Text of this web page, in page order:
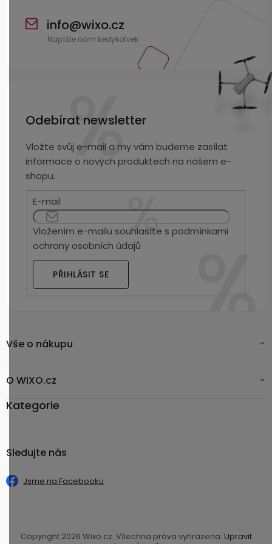
info@wixo.cz
Odebírat newsletter
Vložte svůj e-mail a my vám budeme zasílat
informace o nových produktech na našem e-
shopu.
E-mail
Vložením e-mailu souhlasíte spodmínkami
ochrany osobních údajů
PŘIHLÁSIT SE
Vše o nákupu
O WIXO.cz
Kategorie
Sledujte nás
Jsme na Facebooku
Copyright 2026 Wixo.cz. Všechna práva vyhrazena. Upravit